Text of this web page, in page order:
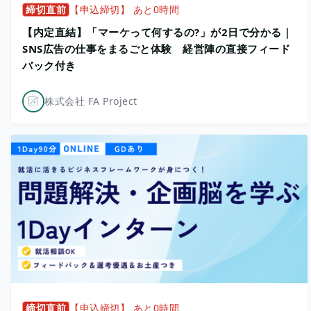
締切直前 【申込締切】 あと0時間
【内定直結】「マーケって何するの?」が2日で分かる｜
SNS広告の仕事をまるごと体験 経営陣の直接フィード
バック付き
株式会社 FA Project
締切直前 【申込締切】 あと0時間